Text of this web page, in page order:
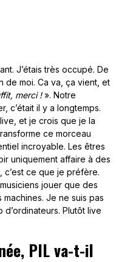
J’étais très occupé. De
de moi. Ca va, ça vient, et
merci !». Notre
c’était il y a longtemps.
et je crois que je la
ce morceau
incroyable. Les êtres
uniquement affaire à des
c’est ce que je préfère.
jouer que des
Je ne suis pas
Plutôt live
PIL va-t-il